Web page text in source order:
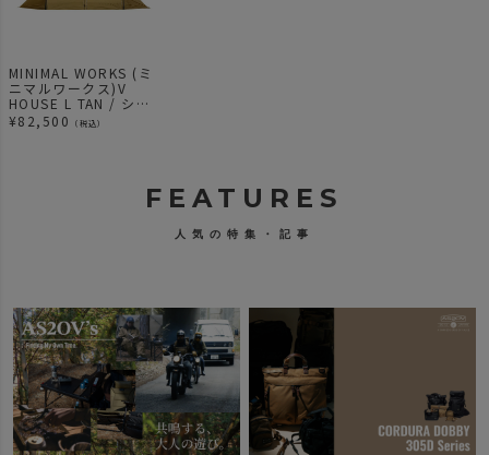
MINIMAL WORKS (ミ
ニマルワークス)V
HOUSE L TAN / シェ
ルター
¥82,500 （税込）
FEATURES
人気の特集・記事